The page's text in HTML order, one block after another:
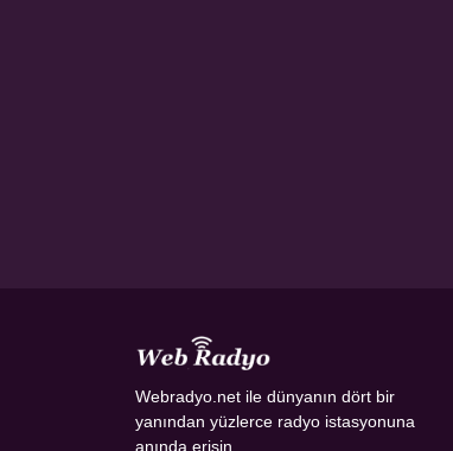
Webradyo.net ile dünyanın dört bir
yanından yüzlerce radyo istasyonuna
anında erişin.